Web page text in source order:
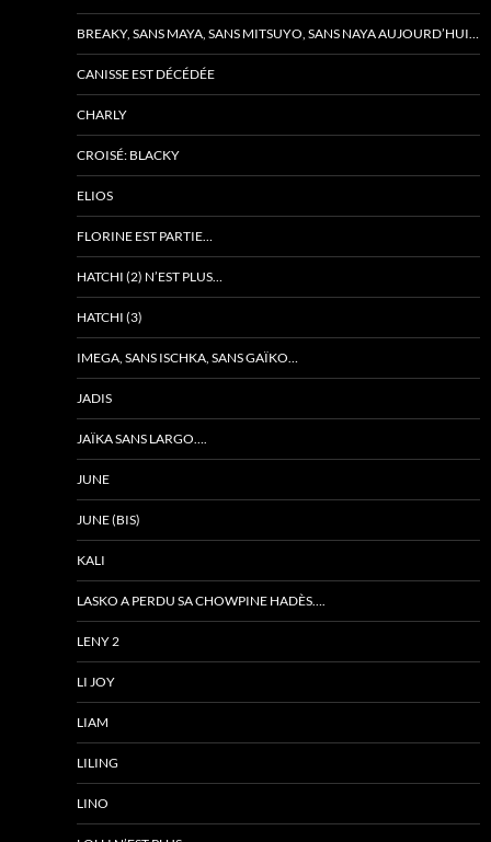
BREAKY, SANS MAYA, SANS MITSUYO, SANS NAYA AUJOURD’HUI…
CANISSE EST DÉCÉDÉE
CHARLY
CROISÉ: BLACKY
ELIOS
FLORINE EST PARTIE…
HATCHI (2) N’EST PLUS…
HATCHI (3)
IMEGA, SANS ISCHKA, SANS GAÏKO…
JADIS
JAÏKA SANS LARGO….
JUNE
JUNE (BIS)
KALI
LASKO A PERDU SA CHOWPINE HADÈS….
LENY 2
LI JOY
LIAM
LILING
LINO